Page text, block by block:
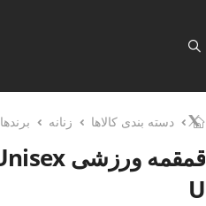
دسته بندی کالاها زنانه برندها
U